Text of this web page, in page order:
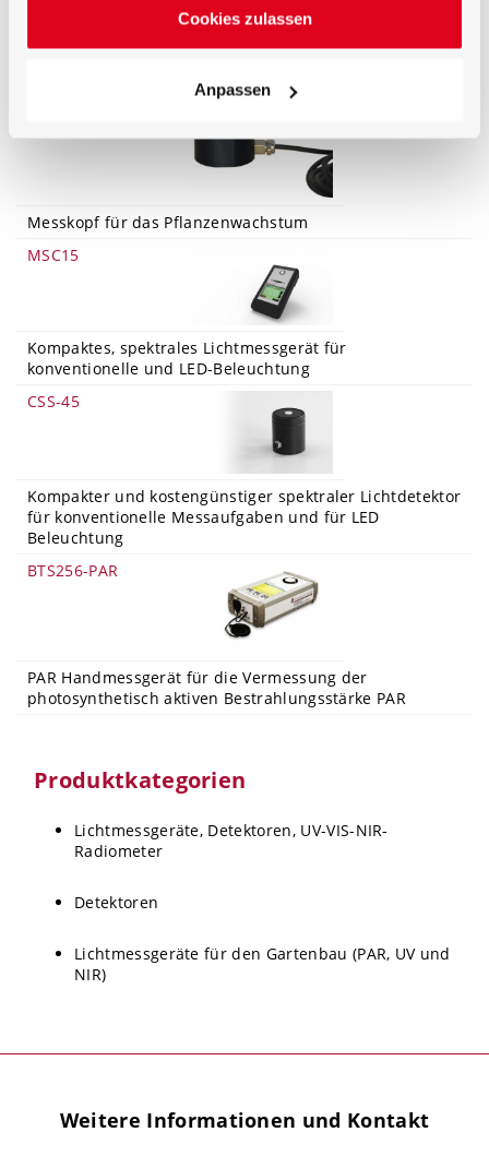
Cookies zulassen
Anpassen
Messkopf für das Pflanzenwachstum
MSC15
Kompaktes, spektrales Lichtmessgerät für
konventionelle und LED-Beleuchtung
CSS-45
Kompakter und kostengünstiger spektraler Lichtdetektor
für konventionelle Messaufgaben und für LED
Beleuchtung
BTS256-PAR
PAR Handmessgerät für die Vermessung der
photosynthetisch aktiven Bestrahlungsstärke PAR
Produktkategorien
Lichtmessgeräte, Detektoren, UV-VIS-NIR-
Radiometer
Detektoren
Lichtmessgeräte für den Gartenbau (PAR, UV und
NIR)
Weitere Informationen und Kontakt